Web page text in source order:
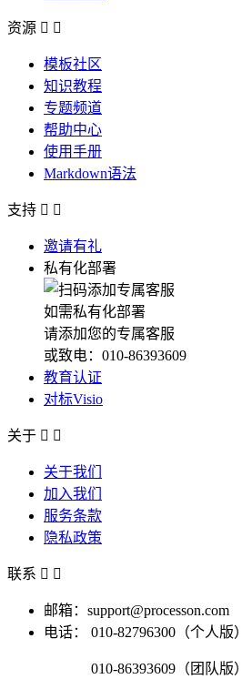
资源  
模板社区
知识教程
专题频道
帮助中心
使用手册
Markdown语法
支持  
邀请有礼
私有化部署
如需私有化部署
请添加您的专属客服
或致电：010-86393609
教育认证
对标Visio
关于  
关于我们
加入我们
服务条款
隐私政策
联系  
邮箱：support@processon.com
电话：
010-82796300（个人版）
010-86393609（团队版）